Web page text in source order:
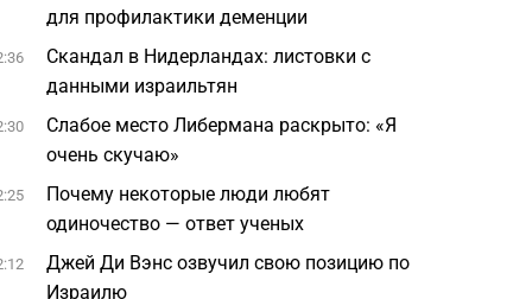
для профилактики деменции
Скандал в Нидерландах: листовки с
данными израильтян
Слабое место Либермана раскрыто: «Я
очень скучаю»
Почему некоторые люди любят
одиночество — ответ ученых
Джей Ди Вэнс озвучил свою позицию по
Израилю